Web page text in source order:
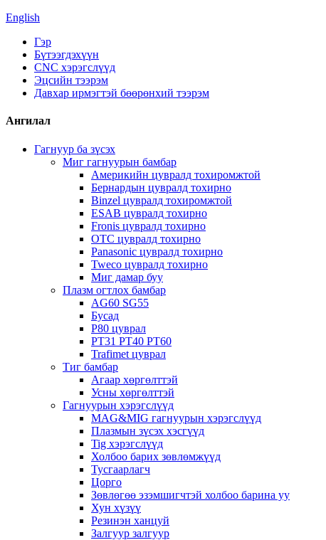
English
Гэр
Бүтээгдэхүүн
CNC хэрэгслүүд
Эцсийн тээрэм
Давхар ирмэгтэй бөөрөнхий тээрэм
Ангилал
Гагнуур ба зүсэх
Миг гагнуурын бамбар
Америкийн цувралд тохиромжтой
Бернардын цувралд тохирно
Binzel цувралд тохиромжтой
ESAB цувралд тохирно
Fronis цувралд тохирно
OTC цувралд тохирно
Panasonic цувралд тохирно
Tweco цувралд тохирно
Миг дамар буу
Плазм огтлох бамбар
AG60 SG55
Бусад
P80 цуврал
PT31 PT40 PT60
Trafimet цуврал
Тиг бамбар
Агаар хөргөлттэй
Усны хөргөлттэй
Гагнуурын хэрэгслүүд
MAG&MIG гагнуурын хэрэгслүүд
Плазмын зүсэх хэсгүүд
Tig хэрэгслүүд
Холбоо барих зөвлөмжүүд
Тусгаарлагч
Цорго
Зөвлөгөө эзэмшигчтэй холбоо барина уу
Хун хүзүү
Резинэн ханцуй
Залгуур залгуур